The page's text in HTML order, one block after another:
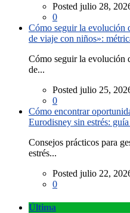
Posted julio 28,
0
Cómo seguir la evolución
de viaje con niños»:
Cómo seguir la evolución
de...
Posted julio 25,
0
Cómo encontrar
Eurodisney sin estrés:
Consejos prácticos para
estrés...
Posted julio 22,
0
Última